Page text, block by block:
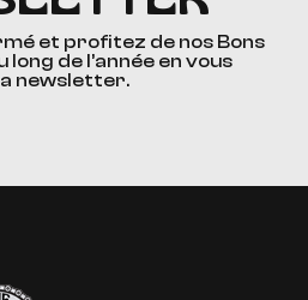
et profitez de nos Bons
long de l’année en vous
newsletter.
Corner